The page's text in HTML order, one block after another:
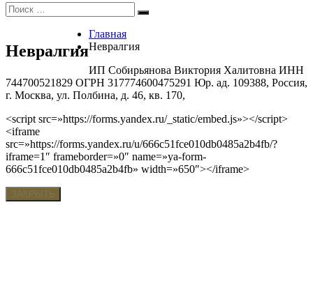
Искать:
Поиск
Невралгия
Главная
Невралгия
ИП Собирьянова Виктория Халитовна ИНН
744700521829 ОГРН 317774600475291 Юр. ад. 109388, Россия,
г. Москва, ул. Полбина, д. 46, кв. 170,
<script src=»https://forms.yandex.ru/_static/embed.js»></script>
<iframe
src=»https://forms.yandex.ru/u/666c51fce010db0485a2b4fb/?
iframe=1″ frameborder=»0″ name=»ya-form-
666c51fce010db0485a2b4fb» width=»650″></iframe>
ЗАКРЫТЬ